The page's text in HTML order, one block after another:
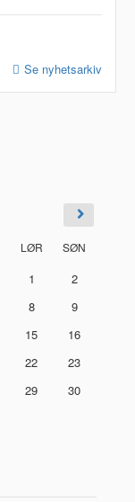
Se nyhetsarkiv
LØR SØN
1
2
8
9
15
16
22
23
29
30